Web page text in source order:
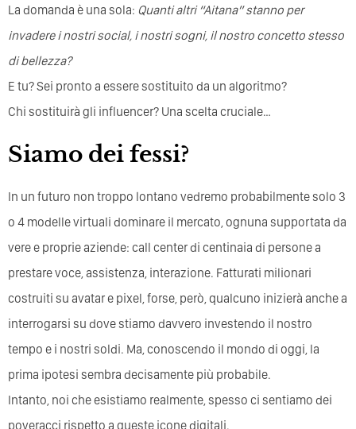
La domanda è una sola: Quanti altri “Aitana” stanno per
invadere i nostri social, i nostri sogni, il nostro concetto stesso
di bellezza?
E tu? Sei pronto a essere sostituito da un algoritmo?
Chi sostituirà gli influencer? Una scelta cruciale…
Siamo dei fessi?
In un futuro non troppo lontano vedremo probabilmente solo 3
o 4 modelle virtuali dominare il mercato, ognuna supportata da
vere e proprie aziende: call center di centinaia di persone a
prestare voce, assistenza, interazione. Fatturati milionari
costruiti su avatar e pixel, forse, però, qualcuno inizierà anche a
interrogarsi su dove stiamo davvero investendo il nostro
tempo e i nostri soldi. Ma, conoscendo il mondo di oggi, la
prima ipotesi sembra decisamente più probabile.
Intanto, noi che esistiamo realmente, spesso ci sentiamo dei
poveracci rispetto a queste icone digitali.